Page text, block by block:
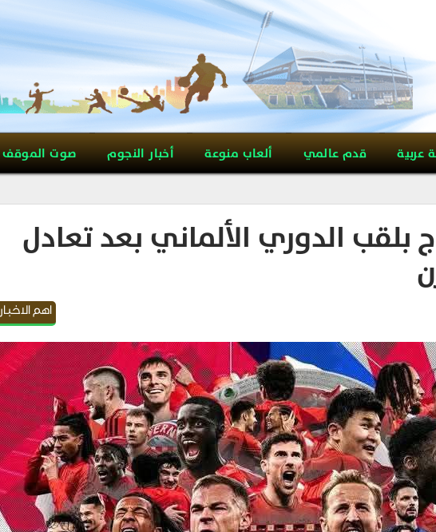
عربية قدم عالمي ألعاب منوعة أخبار النجوم صوت الموقف
بلقب الدوري الألماني بعد تعادل
اهم الاخبار